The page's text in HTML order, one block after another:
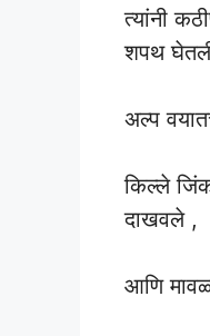
त्यांनी
शपथ
अल्प
किल्ले
दाखवले ,
आणि